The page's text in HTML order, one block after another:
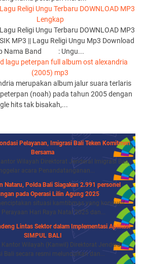
Religi Ungu Terbaru DOWNLOAD MP3
Lengkap
Religi Ungu Terbaru DOWNLOAD MP3
MP3 || Lagu Religi Ungu Mp3 Download
Nama Band : Ungu...
lagu peterpan full album ost alexandria
(2005) mp3
merupakan album jalur suara terlaris
(noah) pada tahun 2005 dengan
hits tak bisakah,...
Pelayanan, Imigrasi Bali Teken Komitmen
Bersama
Wilayah Direktorat Jenderal Imigrasi Bali
acara Penandatanganan...
Nataru, Polda Bali Siagakan 2.991 personel
pada Operasi Lilin Agung 2025
situasi kamtibmas yang kondusif
Perayaan Hari Raya Natal 2025 dan...
Lintas Sektor dalam Implementasi Aplikasi
SIMPUL BALI
Kantor Wilayah (Kanwil) Direktorat Jenderal
Bali secara resmi meluncurkan dan...